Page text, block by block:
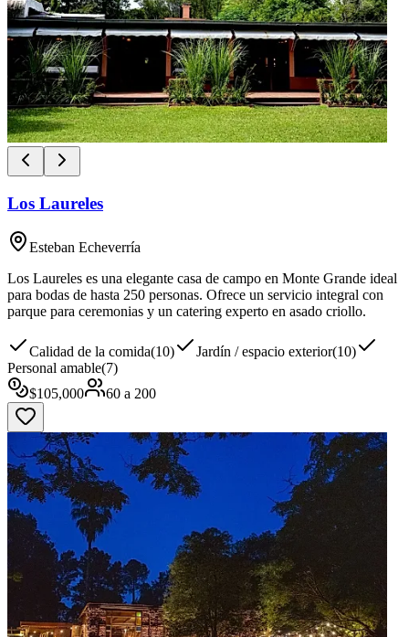
Los Laureles
Esteban Echeverría
Los Laureles es una elegante casa de campo en Monte Grande ideal
para bodas de hasta 250 personas. Ofrece un servicio integral con
parque para ceremonias y un catering experto en asado criollo.
Calidad de la comida(10) Jardín / espacio exterior(10)
Personal amable(7)
$105,000 60 a 200